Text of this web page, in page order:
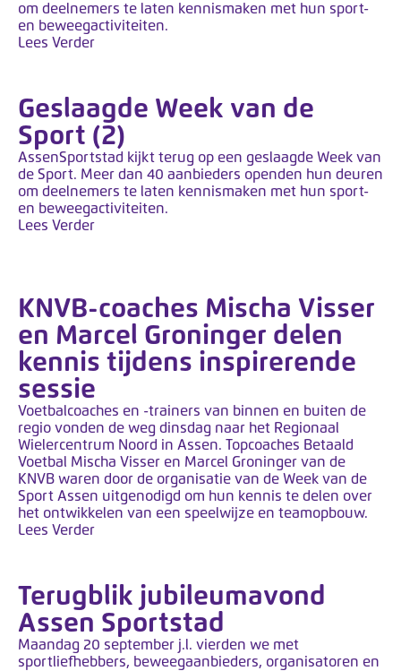
om deelnemers te laten kennismaken met hun sport-
en beweegactiviteiten.
Lees Verder
Geslaagde Week van de
Sport (2)
AssenSportstad kijkt terug op een geslaagde Week van
de Sport. Meer dan 40 aanbieders openden hun deuren
om deelnemers te laten kennismaken met hun sport-
en beweegactiviteiten.
Lees Verder
KNVB-coaches Mischa Visser
en Marcel Groninger delen
kennis tijdens inspirerende
sessie
Voetbalcoaches en -trainers van binnen en buiten de
regio vonden de weg dinsdag naar het Regionaal
Wielercentrum Noord in Assen. Topcoaches Betaald
Voetbal Mischa Visser en Marcel Groninger van de
KNVB waren door de organisatie van de Week van de
Sport Assen uitgenodigd om hun kennis te delen over
het ontwikkelen van een speelwijze en teamopbouw.
Lees Verder
Terugblik jubileumavond
Assen Sportstad
Maandag 20 september j.l. vierden we met
sportliefhebbers, beweegaanbieders, organisatoren en